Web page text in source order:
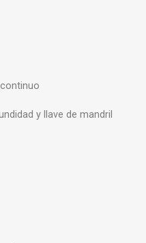
y llave de mandril